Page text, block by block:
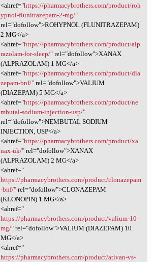
<ahref="https://pharmacybrothers.com/product/roh
ypnol-flunitrazepam-2-mg/"
rel="dofollow">ROHYPNOL (FLUNITRAZEPAM)
2 MG</a>
<ahref="https://pharmacybrothers.com/product/alp
razolam-for-sleep/"rel="dofollow">XANAX
(ALPRAZOLAM) 1 MG</a>
<ahref="https://pharmacybrothers.com/product/dia
zepam-bnf/"rel="dofollow">VALIUM
(DIAZEPAM) 5 MG</a>
<ahref="https://pharmacybrothers.com/product/ne
mbutal-sodium-injection-usp/"
rel="dofollow">NEMBUTAL SODIUM
INJECTION, USP</a>
<ahref="https://pharmacybrothers.com/product/xa
nax-uk/"rel="dofollow">XANAX
(ALPRAZOLAM) 2 MG</a>
<ahref="
https://pharmacybrothers.com/product/clonazepam
-bnf/"rel="dofollow">CLONAZEPAM
(KLONOPIN) 1 MG</a>
<ahref="
https://pharmacybrothers.com/product/valium-10-
mg/"rel="dofollow">VALIUM (DIAZEPAM) 10
MG</a>
<ahref="
https://pharmacybrothers.com/product/ativan-vs-